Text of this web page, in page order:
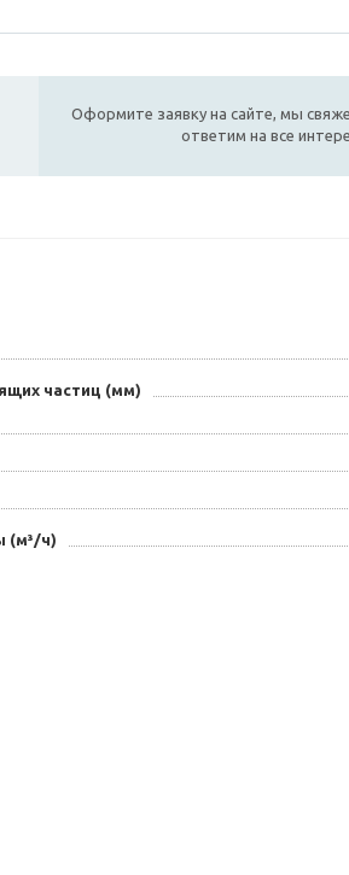
Оформите заявку на сайте, мы
ответим на все
частиц (мм)
(м³/ч)